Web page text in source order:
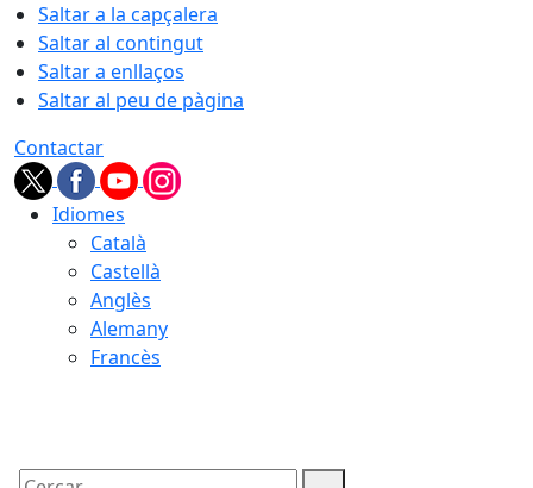
Saltar a la capçalera
Saltar al contingut
Saltar a enllaços
Saltar al peu de pàgina
Contactar
Idiomes
Català
Castellà
Anglès
Alemany
Francès